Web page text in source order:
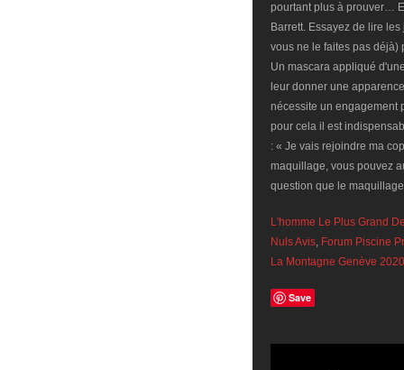
pourtant plus à prouver…
Barrett. Essayez de lire
vous ne le faites pas déjà)
Un mascara appliqué
leur donner une
nécessite un engagement
pour cela il est
: « Je vais rejoindre ma
maquillage, vous pouvez
question que le
L'homme Le Plus Grand
Nuls Avis, Forum Piscine
La Montagne Genève 2020
Save